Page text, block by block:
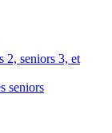
2, seniors 3, et
seniors